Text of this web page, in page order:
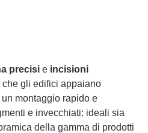
precisi e incisioni
che gli edifici appaiano
montaggio rapido e
e invecchiati: ideali sia
della gamma di prodotti